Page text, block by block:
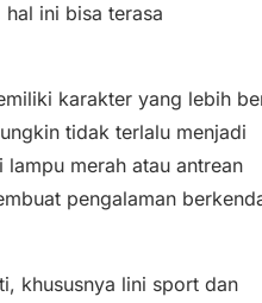
ini bisa terasa
karakter yang lebih
tidak terlalu menjadi
merah atau antrean
pengalaman
khususnya lini sport dan